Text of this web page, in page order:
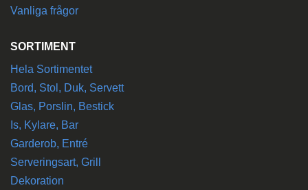
Vanliga frågor
SORTIMENT
Hela Sortimentet
Bord, Stol, Duk, Servett
Glas, Porslin, Bestick
Is, Kylare, Bar
Garderob, Entré
Serveringsart, Grill
Dekoration